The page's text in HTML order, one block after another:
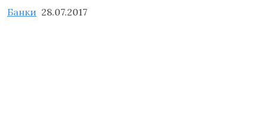
Банки 28.07.2017